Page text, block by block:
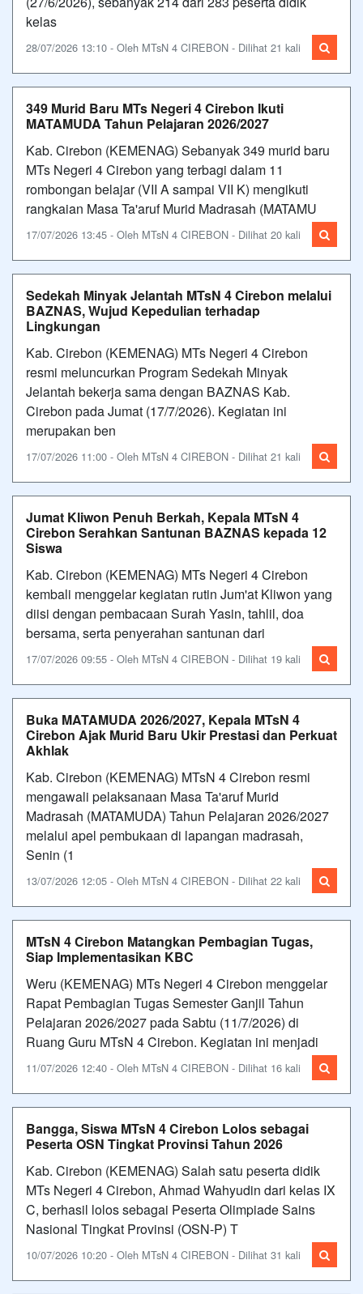
kelas
28/07/2026 13:10 - Oleh MTsN 4 CIREBON - Dilihat 21 kali
349 Murid Baru MTs Negeri 4 Cirebon Ikuti
MATAMUDA Tahun Pelajaran 2026/2027
Kab. Cirebon (KEMENAG) Sebanyak 349 murid baru
MTs Negeri 4 Cirebon yang terbagi dalam 11
rombongan belajar (VII A sampai VII K) mengikuti
rangkaian Masa Ta'aruf Murid Madrasah (MATAMU
17/07/2026 13:45 - Oleh MTsN 4 CIREBON - Dilihat 20 kali
Sedekah Minyak Jelantah MTsN 4 Cirebon melalui
BAZNAS, Wujud Kepedulian terhadap
Lingkungan
Kab. Cirebon (KEMENAG) MTs Negeri 4 Cirebon
resmi meluncurkan Program Sedekah Minyak
Jelantah bekerja sama dengan BAZNAS Kab.
Cirebon pada Jumat (17/7/2026). Kegiatan ini
merupakan ben
17/07/2026 11:00 - Oleh MTsN 4 CIREBON - Dilihat 21 kali
Jumat Kliwon Penuh Berkah, Kepala MTsN 4
Cirebon Serahkan Santunan BAZNAS kepada 12
Siswa
Kab. Cirebon (KEMENAG) MTs Negeri 4 Cirebon
kembali menggelar kegiatan rutin Jum'at Kliwon yang
diisi dengan pembacaan Surah Yasin, tahlil, doa
bersama, serta penyerahan santunan dari
17/07/2026 09:55 - Oleh MTsN 4 CIREBON - Dilihat 19 kali
Buka MATAMUDA 2026/2027, Kepala MTsN 4
Cirebon Ajak Murid Baru Ukir Prestasi dan Perkuat
Akhlak
Kab. Cirebon (KEMENAG) MTsN 4 Cirebon resmi
mengawali pelaksanaan Masa Ta'aruf Murid
Madrasah (MATAMUDA) Tahun Pelajaran 2026/2027
melalui apel pembukaan di lapangan madrasah,
Senin (1
13/07/2026 12:05 - Oleh MTsN 4 CIREBON - Dilihat 22 kali
MTsN 4 Cirebon Matangkan Pembagian Tugas,
Siap Implementasikan KBC
Weru (KEMENAG) MTs Negeri 4 Cirebon menggelar
Rapat Pembagian Tugas Semester Ganjil Tahun
Pelajaran 2026/2027 pada Sabtu (11/7/2026) di
Ruang Guru MTsN 4 Cirebon. Kegiatan ini menjadi
11/07/2026 12:40 - Oleh MTsN 4 CIREBON - Dilihat 16 kali
Bangga, Siswa MTsN 4 Cirebon Lolos sebagai
Peserta OSN Tingkat Provinsi Tahun 2026
Kab. Cirebon (KEMENAG) Salah satu peserta didik
MTs Negeri 4 Cirebon, Ahmad Wahyudin dari kelas IX
C, berhasil lolos sebagai Peserta Olimpiade Sains
Nasional Tingkat Provinsi (OSN-P) T
10/07/2026 10:20 - Oleh MTsN 4 CIREBON - Dilihat 31 kali